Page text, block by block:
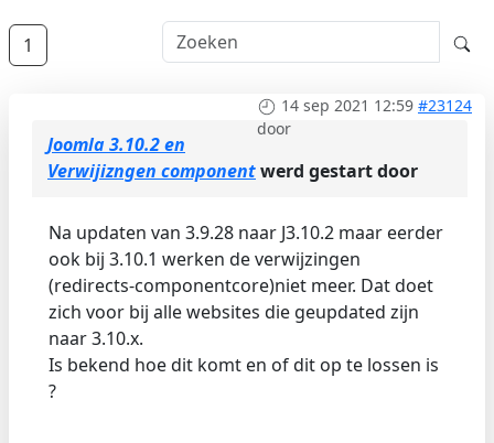
1
14 sep 2021 12:59 #23124
door
Joomla 3.10.2 en
Verwijizngen componentwerd gestart door
Na updaten van 3.9.28 naar J3.10.2 maar eerder
ook bij 3.10.1 werken de verwijzingen
(redirects-componentcore)niet meer. Dat doet
zich voor bij alle websites die geupdated zijn
naar 3.10.x.
Is bekend hoe dit komt en of dit op te lossen is
?